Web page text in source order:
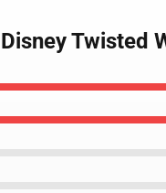
Twisted